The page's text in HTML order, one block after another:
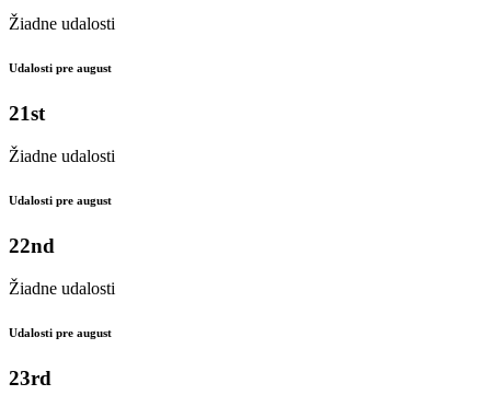
Žiadne udalosti
Udalosti pre august
21st
Žiadne udalosti
Udalosti pre august
22nd
Žiadne udalosti
Udalosti pre august
23rd